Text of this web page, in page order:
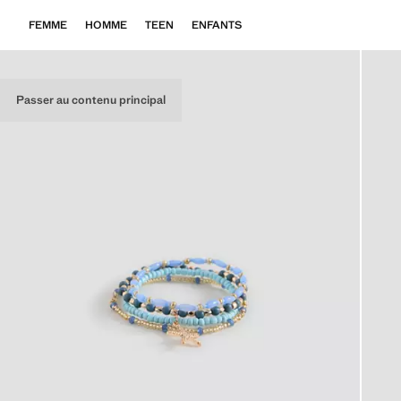
Passer au contenu principal
FEMME HOMME TEEN ENFANTS